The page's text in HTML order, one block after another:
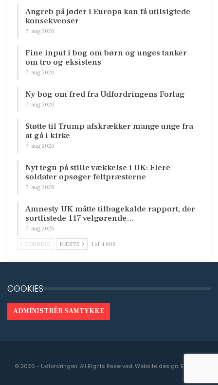
Angreb på jøder i Europa kan få utilsigtede
konsekvenser
7. aug 2026
Fine input i bog om børn og unges tanker
om tro og eksistens
7. aug 2026
Ny bog om fred fra Udfordringens Forlag
7. aug 2026
Støtte til Trump afskrækker mange unge fra
at gå i kirke
7. aug 2026
Nyt tegn på stille vækkelse i UK: Flere
soldater opsøger feltpræsterne
7. aug 2026
Amnesty UK måtte tilbagekalde rapport, der
sortlistede 117 velgørende…
7. aug 2026
FORRIGE NÆSTE 1 af 4.668
COOKIES
ADMINISTRÉR SAMTYKKE
© 2026 - Udfordringen. All Rights Reserved.Website design: Engedal